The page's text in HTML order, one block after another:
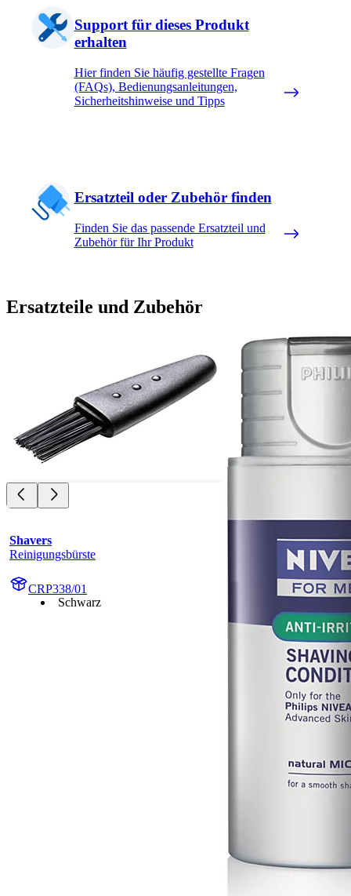
Support für dieses Produkt
erhalten
Hier finden Sie häufig gestellte Fragen
(FAQs), Bedienungsanleitungen,
Sicherheitshinweise und Tipps
Ersatzteil oder Zubehör finden
Finden Sie das passende Ersatzteil und
Zubehör für Ihr Produkt
Ersatzteile und Zubehör
Shavers
Reinigungsbürste
CRP338/01
Schwarz